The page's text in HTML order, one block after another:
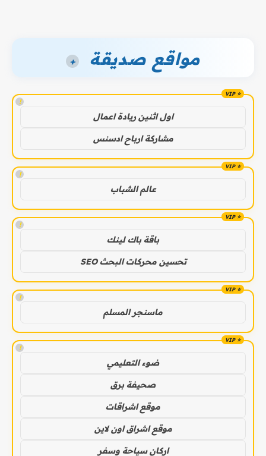
مواقع صديقة +
!
اول اثنين ريادة اعمال
مشاركة ارباح ادسنس
!
عالم الشباب
!
باقة باك لينك
تحسين محركات البحث SEO
!
ماسنجر المسلم
!
ضوء التعليمي
صحيفة برق
موقع اشراقات
موقع اشراق اون لاين
اركان سياحة وسفر